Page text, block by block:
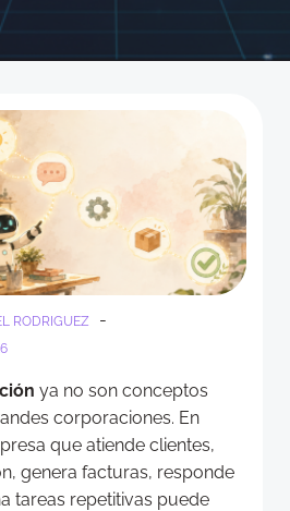
RODRIGUEZ -
ya no son conceptos
corporaciones. En
que atiende clientes,
genera facturas, responde
tareas repetitivas puede